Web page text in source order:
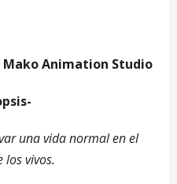
Animation Studio
una vida normal en el
los vivos.